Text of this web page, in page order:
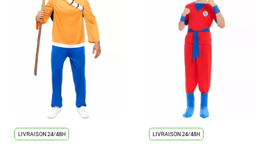
LIVRAISON 24/48H LIVRAISON 24/48H